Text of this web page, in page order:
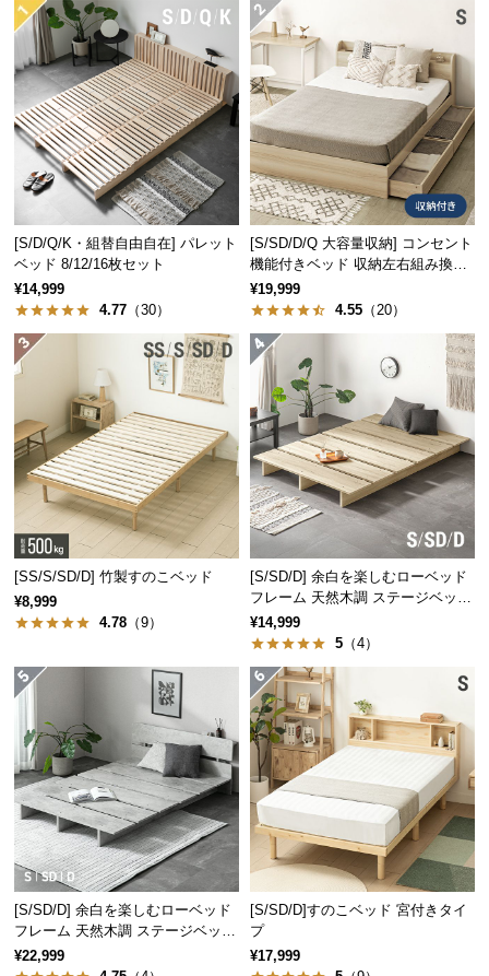
つ
い
て
返
品・
キ
ャ
セ
ル
に
つ
い
証
に
つ
い
て
会
員
約
つ
い
て
お
客
様
サ
ポ
ー
[S/D/Q/K・組替自由自在] パレット
ベッド 8/12/16枚セット
¥14,999
4.77 （30）
[S/SD/D/Q 大容量収納] コンセント
機能付きベッド 収納左右組み換え
可能
¥19,999
4.55 （20）
[SS/S/SD/D] 竹製すのこベッド
¥8,999
4.78 （9）
[S/SD/D] 余白を楽しむローベッド
フレーム 天然木調 ステージベッド
ロボット掃除機対応
¥14,999
5 （4）
[S/SD/D] 余白を楽しむローベッド
フレーム 天然木調 ステージベッド
2口コンセントタイプ
¥22,999
[S/SD/D]すのこベッド 宮付きタイ
プ
¥17,999